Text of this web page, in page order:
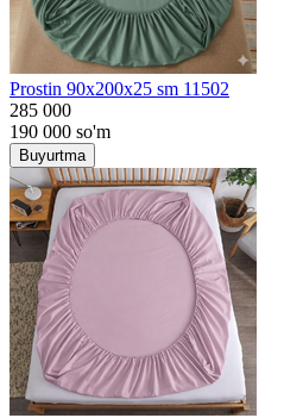
Prostin 90x200x25 sm 11502
285 000
190 000 so'm
Buyurtma